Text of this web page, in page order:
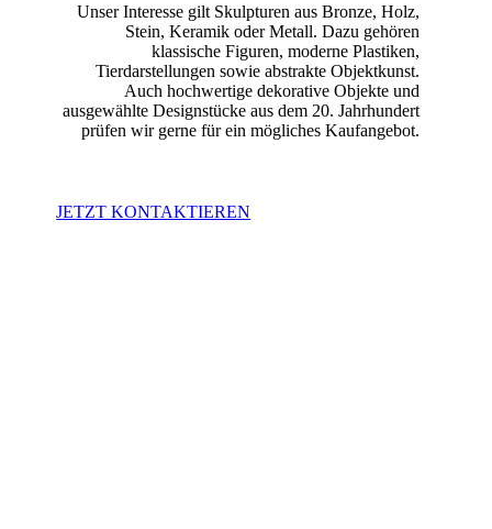
Unser Interesse gilt Skulpturen aus Bronze, Holz,
Stein, Keramik oder Metall. Dazu gehören
klassische Figuren, moderne Plastiken,
Tierdarstellungen sowie abstrakte Objektkunst.
Auch hochwertige dekorative Objekte und
ausgewählte Designstücke aus dem 20. Jahrhundert
prüfen wir gerne für ein mögliches Kaufangebot.
JETZT KONTAKTIEREN